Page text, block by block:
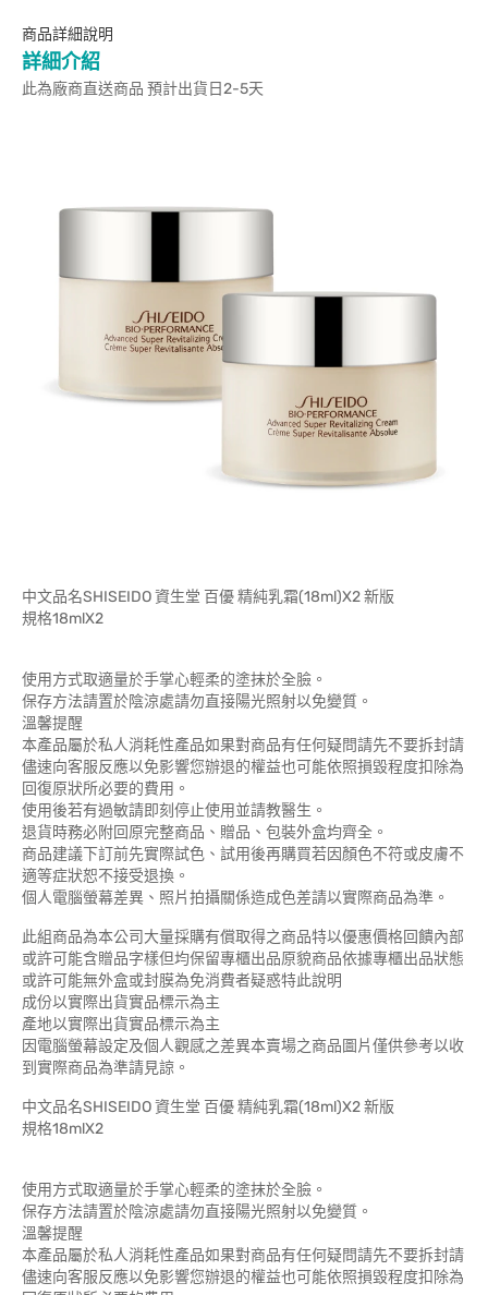
商品詳細說明
詳細介紹
此為廠商直送商品 預計出貨日2-5天
中文品名SHISEIDO 資生堂 百優 精純乳霜(18ml)X2 新版
規格18mlX2
使用方式取適量於手掌心輕柔的塗抹於全臉。
保存方法請置於陰涼處請勿直接陽光照射以免變質。
溫馨提醒
本產品屬於私人消耗性產品如果對商品有任何疑問請先不要拆封請
儘速向客服反應以免影響您辦退的權益也可能依照損毀程度扣除為
回復原狀所必要的費用。
使用後若有過敏請即刻停止使用並請教醫生。
退貨時務必附回原完整商品、贈品、包裝外盒均齊全。
商品建議下訂前先實際試色、試用後再購買若因顏色不符或皮膚不
適等症狀恕不接受退換。
個人電腦螢幕差異、照片拍攝關係造成色差請以實際商品為準。
此組商品為本公司大量採購有償取得之商品特以優惠價格回饋內部
或許可能含贈品字樣但均保留專櫃出品原貌商品依據專櫃出品狀態
或許可能無外盒或封膜為免消費者疑惑特此說明
成份以實際出貨實品標示為主
產地以實際出貨實品標示為主
因電腦螢幕設定及個人觀感之差異本賣場之商品圖片僅供參考以收
到實際商品為準請見諒。
中文品名SHISEIDO 資生堂 百優 精純乳霜(18ml)X2 新版
規格18mlX2
使用方式取適量於手掌心輕柔的塗抹於全臉。
保存方法請置於陰涼處請勿直接陽光照射以免變質。
溫馨提醒
本產品屬於私人消耗性產品如果對商品有任何疑問請先不要拆封請
儘速向客服反應以免影響您辦退的權益也可能依照損毀程度扣除為